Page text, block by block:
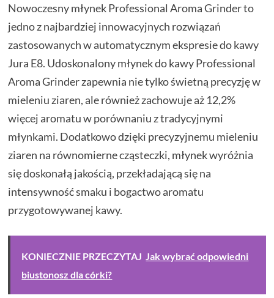
Nowoczesny młynek Professional Aroma Grinder to
jedno z najbardziej innowacyjnych rozwiązań
zastosowanych w automatycznym ekspresie do kawy
Jura E8. Udoskonalony młynek do kawy Professional
Aroma Grinder zapewnia nie tylko świetną precyzję w
mieleniu ziaren, ale również zachowuje aż 12,2%
więcej aromatu w porównaniu z tradycyjnymi
młynkami. Dodatkowo dzięki precyzyjnemu mieleniu
ziaren na równomierne cząsteczki, młynek wyróżnia
się doskonałą jakością, przekładającą się na
intensywność smaku i bogactwo aromatu
przygotowywanej kawy.
KONIECZNIE PRZECZYTAJ Jak wybrać odpowiedni
biustonosz dla córki?